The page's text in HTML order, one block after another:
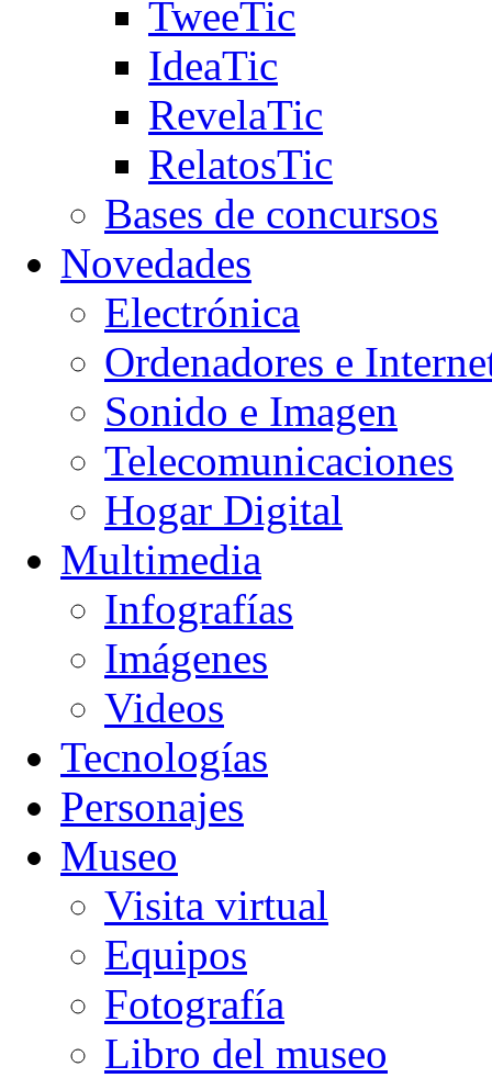
TweeTic
IdeaTic
RevelaTic
RelatosTic
Bases de concursos
Novedades
Electrónica
Ordenadores e
Sonido e Imagen
Telecomunicaciones
Hogar Digital
Multimedia
Infografías
Imágenes
Videos
Tecnologías
Personajes
Museo
Visita virtual
Equipos
Fotografía
Libro del museo